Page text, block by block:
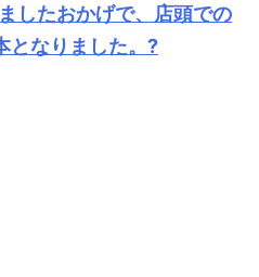
したおかげで、店頭での
となりました。?